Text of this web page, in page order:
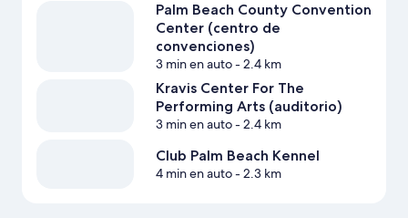
Palm Beach County Convention
Center (centro de
convenciones)
3 min en auto- 2.4 km
Kravis Center For The
Performing Arts (auditorio)
3 min en auto- 2.4 km
Club Palm Beach Kennel
4 min en auto- 2.3 km